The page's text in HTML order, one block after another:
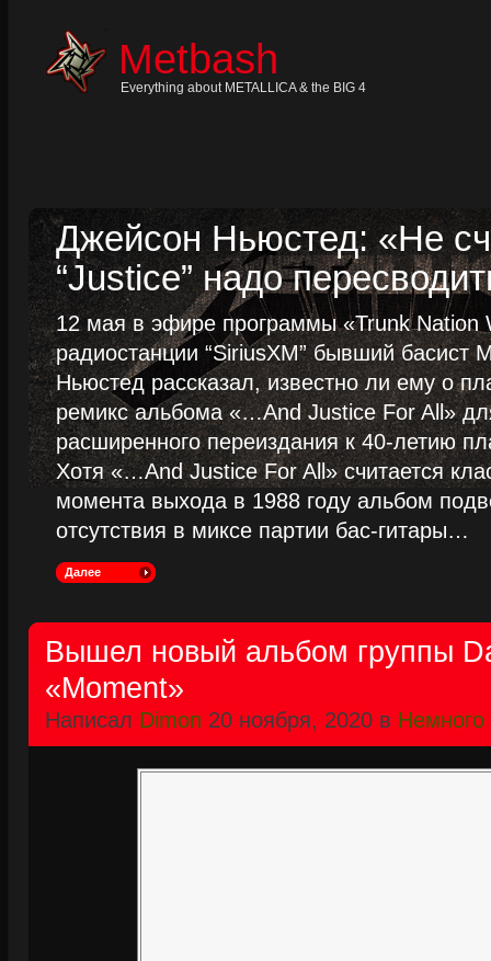
Metbash
Everything about METALLICA & the BIG 4
Джейсон Ньюстед: «Не
“Justice” надо
12 мая в эфире программы «Trunk Nation
радиостанции “SiriusXM” бывший басист
Ньюстед рассказал, известно ли ему о
ремикс альбома «…And Justice For All»
расширенного переиздания к 40-летию
Хотя «…And Justice For All» считается
момента выхода в 1988 году альбом
отсутствия в миксе партии бас-гитары…
Далее
Вышел новый альбом группы
«Moment»
Написал Dimon 20 ноября, 2020 в Немного